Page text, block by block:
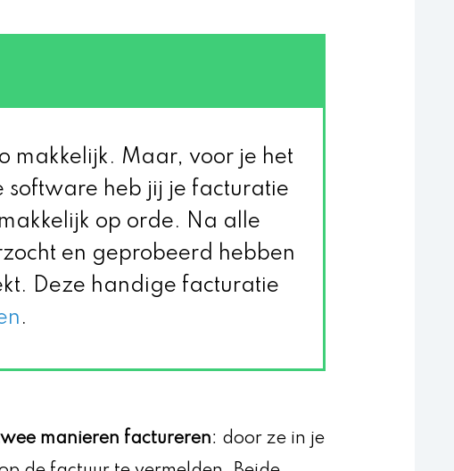
makkelijk. Maar, voor je het
software heb jij je facturatie
op orde. Na alle
en geprobeerd hebben
Deze handige facturatie
.
manieren factureren: door ze in je